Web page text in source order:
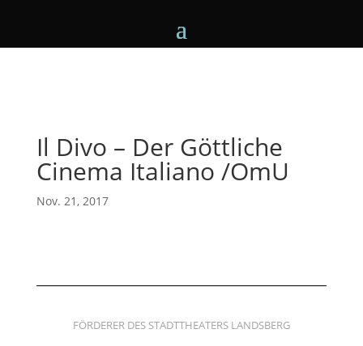
Il Divo – Der Göttliche
Cinema Italiano /OmU
Nov. 21, 2017
FÖRDERER DES STADTTHEATERS LANDSBERG